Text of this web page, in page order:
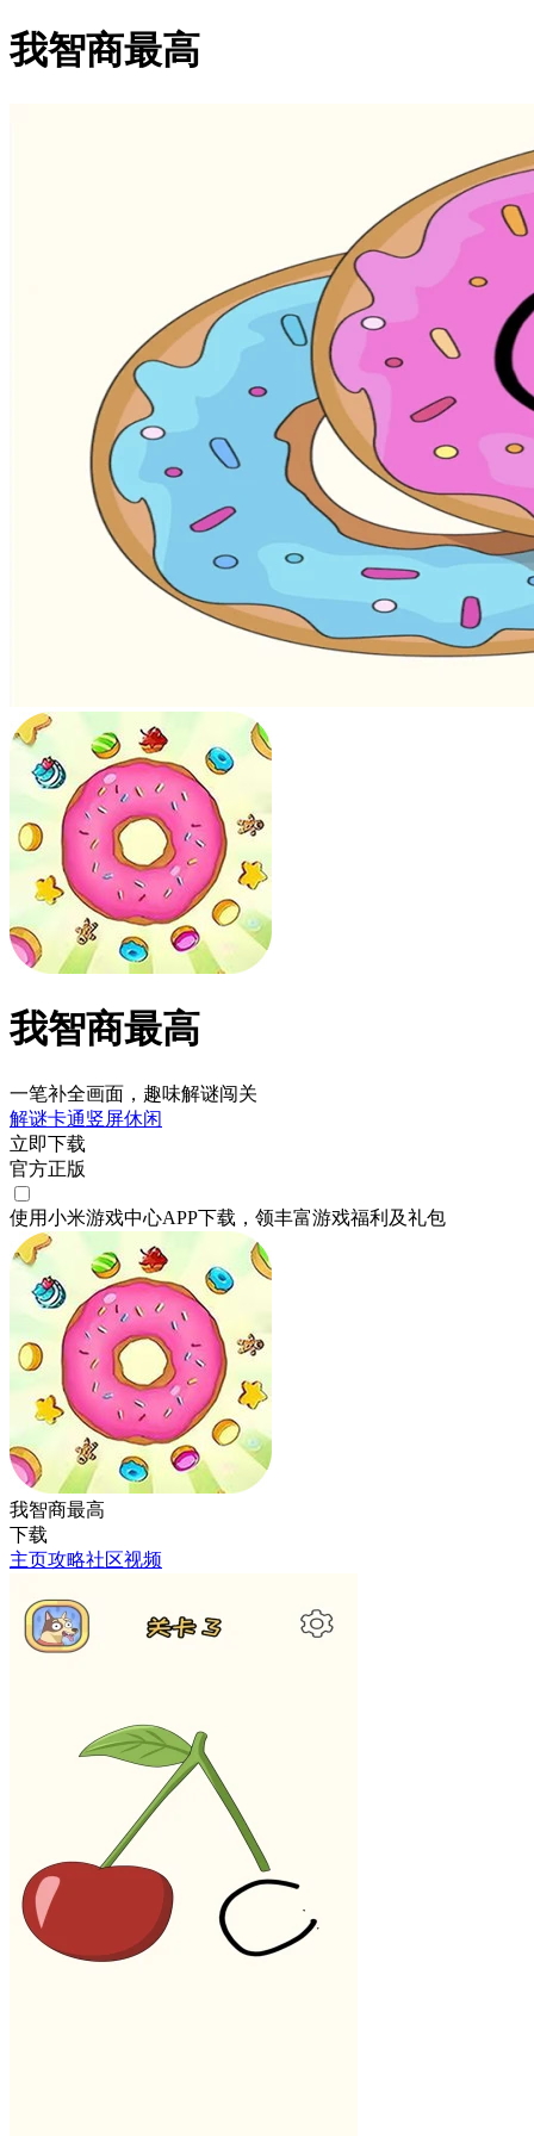
我智商最高
我智商最高
一笔补全画面，趣味解谜闯关
解谜卡通竖屏休闲
立即下载
官方正版
使用小米游戏中心APP下载 ，领丰富游戏福利 及礼包
我智商最高
下载
主页攻略社区视频